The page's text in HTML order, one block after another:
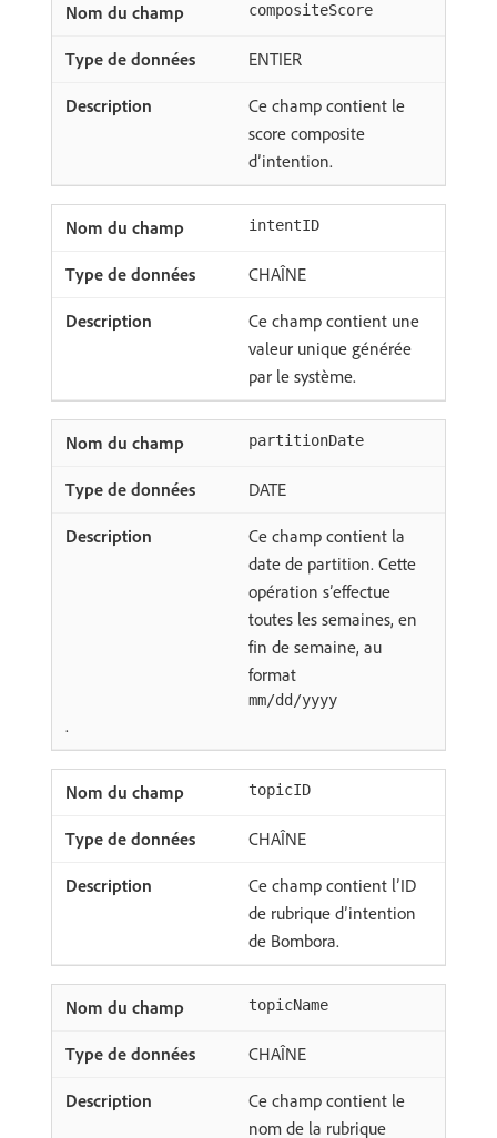
compositeScore
ENTIER
Ce champ contient le
score composite
d’intention.
intentID
CHAÎNE
Ce champ contient une
valeur unique générée
par le système.
partitionDate
DATE
Ce champ contient la
date de partition. Cette
opération s’effectue
toutes les semaines, en
fin de semaine, au
format
mm/dd/yyyy
.
topicID
CHAÎNE
Ce champ contient l’ID
de rubrique d’intention
de Bombora.
topicName
CHAÎNE
Ce champ contient le
nom de la rubrique